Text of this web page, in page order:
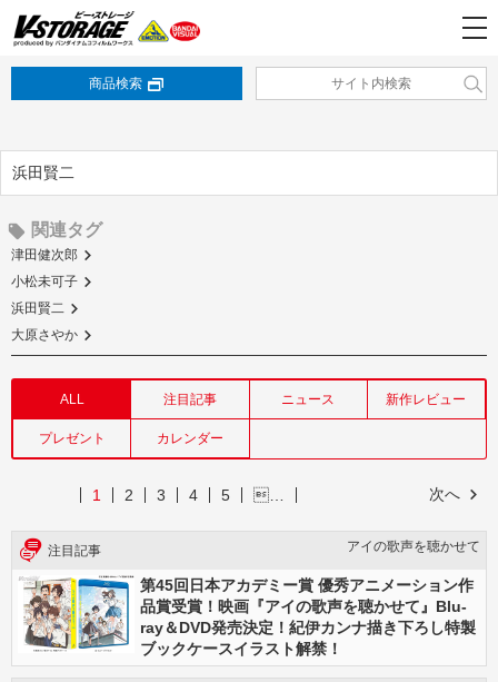
商品検索
浜田賢二
関連タグ
津田健次郎
小松未可子
浜田賢二
大原さやか
ALL 注目記事 ニュース 新作レビュー
プレゼント カレンダー
次へ
1 2 3 4 5 …
注目記事 アイの歌声を聴かせて
第45回日本アカデミー賞 優秀アニメーション作
品賞受賞！映画『アイの歌声を聴かせて』Blu-
ray＆DVD発売決定！紀伊カンナ描き下ろし特製
ブックケースイラスト解禁！